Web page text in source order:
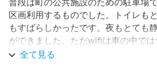
普段は町の公共施設のための駐車場
区画利用するものでした。トイレも
もすばらしかったです。夜もとても
ができました。ただwifiは車の中で
中や中庭ではつながります。これか
全て見る